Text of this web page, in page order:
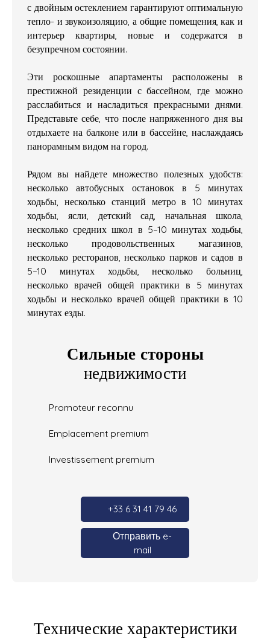
с двойным остеклением гарантируют оптимальную
тепло- и звукоизоляцию, а общие помещения, как и
интерьер квартиры, новые и содержатся в
безупречном состоянии.
Эти роскошные апартаменты расположены в
престижной резиденции с бассейном, где можно
расслабиться и насладиться прекрасными днями.
Представьте себе, что после напряженного дня вы
отдыхаете на балконе или в бассейне, наслаждаясь
панорамным видом на город.
Рядом вы найдете множество полезных удобств:
несколько автобусных остановок в 5 минутах
ходьбы, несколько станций метро в 10 минутах
ходьбы, ясли, детский сад, начальная школа,
несколько средних школ в 5–10 минутах ходьбы,
несколько продовольственных магазинов,
несколько ресторанов, несколько парков и садов в
5–10 минутах ходьбы, несколько больниц,
несколько врачей общей практики в 5 минутах
ходьбы и несколько врачей общей практики в 10
минутах езды.
Сильные стороны
недвижимости
Promoteur reconnu
Emplacement premium
Investissement premium
+33 6 31 41 79 46
Отправить e-
mail
Технические характеристики